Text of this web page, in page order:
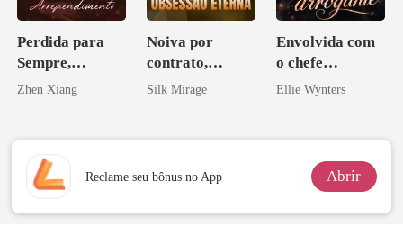
Perdida para
Sempre,
Enlouquecido
o
Zhen Xiang
Noiva por
contrato,
obsessão eterna
Silk Mirage
Envolvida com
o chefe
arrogante
Ellie Wynters
Reclame seu bônus no App Abrir